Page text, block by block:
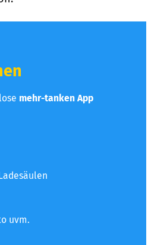
mehr-tanken App
uvm.